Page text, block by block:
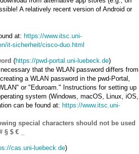
A relatively recent version of Android or
at: https://www.itsc.uni-
it-sicherheit/cisco-duo.html
(https://pwd-portal.uni-luebeck.de)
that the WLAN password differs from
a WLAN password in the pwd-Portal,
or "Eduroam." Instructions for setting up
system (Windows, macOS, Linux, iOS,
can be found at: https://www.itsc.uni-
special characters should not be used
$ € _
cas.uni-luebeck.de)